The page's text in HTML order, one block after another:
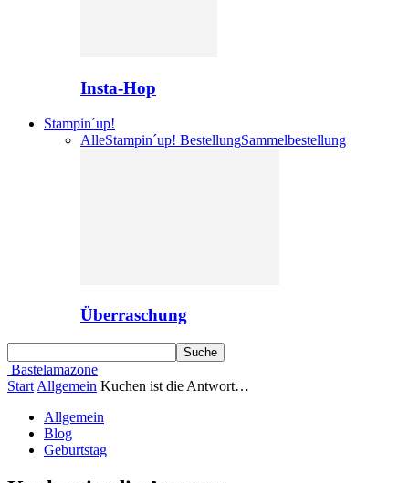
Insta-Hop
Stampin´up!
AlleStampin´up! BestellungSammelbestellung
Überraschung
Bastelamazone
Start Allgemein Kuchen ist die Antwort…
Allgemein
Blog
Geburtstag